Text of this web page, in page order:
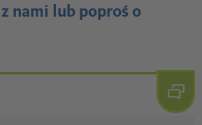
nami lub poproś o